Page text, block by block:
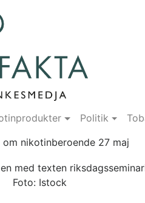
Politik
om nikotinberoende 27 maj
Foto: Istock